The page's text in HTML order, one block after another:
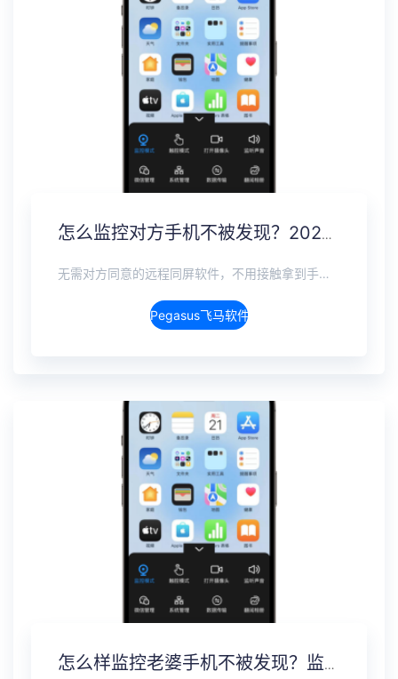
怎么监控对方手机不被发现？2026年度隐蔽监控完整指南
无需对方同意的远程同屏软件，不用接触拿到手机安装，支持实时同步查看微信、抖音、WhatsApp、Facebook 等主流社交软件的聊天记录，同时具备通话监听、环境录音、远程开启摄像头、持续定位追踪等全面功能。 整个过程全程隐蔽运行，无任何提示、无通知提醒、不留使用痕迹。 适用于多种场景，安全稳定，真正实现对目标设备一举一动的无感同屏监视。
Pegasus飞马软件介绍
怎么样监控老婆手机不被发现？监听老婆手机无感实时监控